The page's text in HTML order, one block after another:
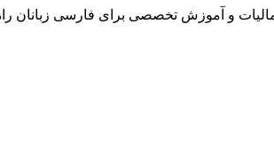
و آموزش تخصصی برای فارسی زبانان